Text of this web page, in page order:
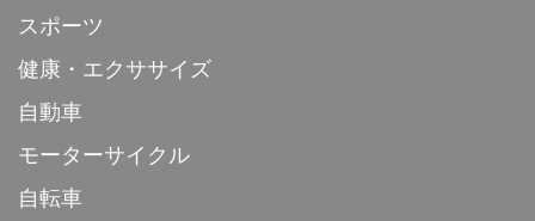
スポーツ
健康・エクササイズ
自動車
モーターサイクル
自転車